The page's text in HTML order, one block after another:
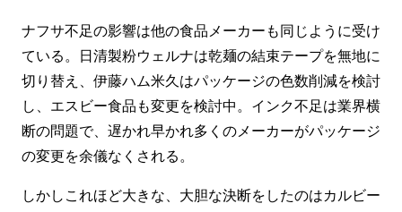
ナフサ不足の影響は他の食品メーカーも同じように受け
ている。日清製粉ウェルナは乾麺の結束テープを無地に
切り替え、伊藤ハム米久はパッケージの色数削減を検討
し、エスビー食品も変更を検討中。インク不足は業界横
断の問題で、遅かれ早かれ多くのメーカーがパッケージ
の変更を余儀なくされる。
しかしこれほど大きな、大胆な決断をしたのはカルビー